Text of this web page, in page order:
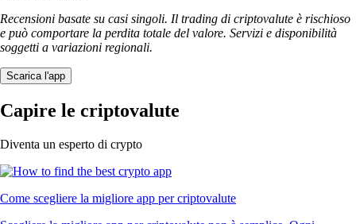
Recensioni basate su casi singoli. Il trading di criptovalute è rischioso
e può comportare la perdita totale del valore. Servizi e disponibilità
soggetti a variazioni regionali.
Scarica l'app
Capire le criptovalute
Diventa un esperto di crypto
Come scegliere la migliore app per criptovalute